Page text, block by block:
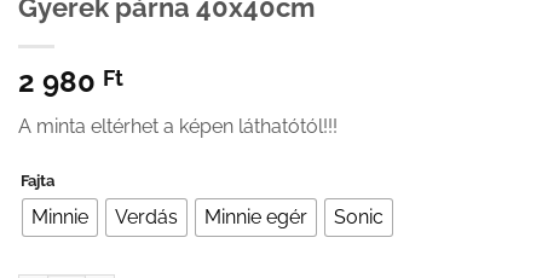
Gyerek párna 40x40cm
2 980 Ft
A minta eltérhet a képen láthatótól!!!
Fajta
Minnie Verdás Minnie egér Sonic